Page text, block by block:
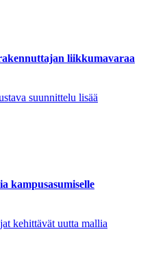
liikkumavaraa
suunnittelu lisää
kampusasumiselle
kehittävät uutta mallia